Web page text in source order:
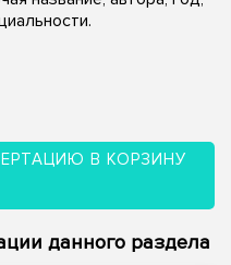
В КОРЗИНУ
данного раздела